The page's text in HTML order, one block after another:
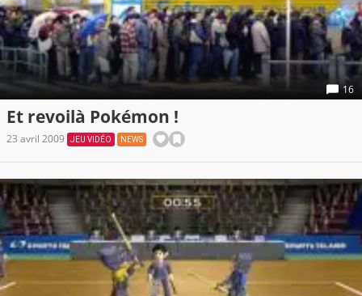
16
Et revoilà Pokémon !
23 avril 2009 JEU VIDÉO NEWS